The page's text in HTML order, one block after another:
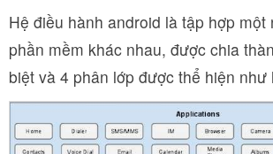
Hệ điều hành android là tập hợp một
phần mềm khác nhau, được chia
biệt và 4 phân lớp được thể hiện như